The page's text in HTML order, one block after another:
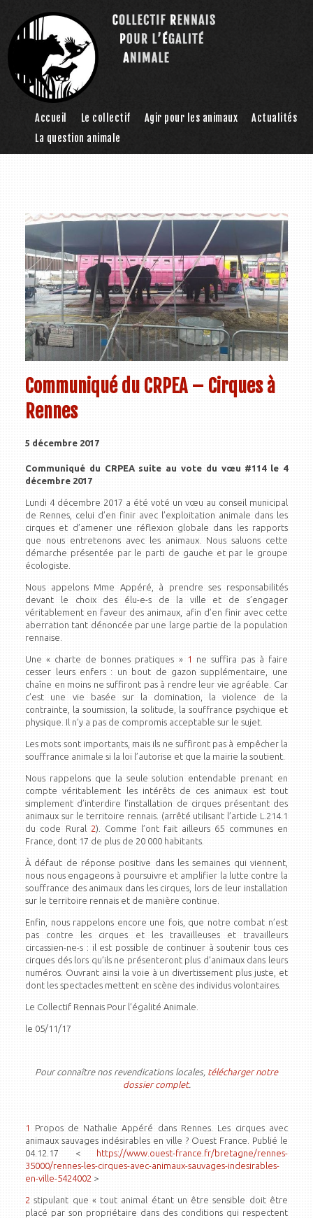
Accueil Le collectif Agir pour les animaux
Actualités
La question animale
Communiqué du CRPEA – Cirques à
Rennes
5 décembre 2017
Communiqué du CRPEA suite au vote du vœu #114 le 4
décembre 2017
Lundi 4 décembre 2017 a été voté un vœu au conseil municipal
de Rennes, celui d’en finir avec l’exploitation animale dans les
cirques et d’amener une réflexion globale dans les rapports
que nous entretenons avec les animaux. Nous saluons cette
démarche présentée par le parti de gauche et par le groupe
écologiste.
Nous appelons Mme Appéré, à prendre ses responsabilités
devant le choix des élu-e-s de la ville et de s’engager
véritablement en faveur des animaux, afin d’en finir avec cette
aberration tant dénoncée par une large partie de la population
rennaise.
Une « charte de bonnes pratiques » 1
ne suffira pas à faire
cesser leurs enfers : un bout de gazon supplémentaire, une
chaîne en moins ne suffiront pas à rendre leur vie agréable. Car
c’est une vie basée sur la domination, la violence de la
contrainte, la soumission, la solitude, la souffrance psychique et
physique. Il n’y a pas de compromis acceptable sur le sujet.
Les mots sont importants, mais ils ne suffiront pas à empêcher la
souffrance animale si la loi l’autorise et que la mairie la soutient.
Nous rappelons que la seule solution entendable prenant en
compte véritablement les intérêts de ces animaux est tout
simplement d’interdire l’installation de cirques présentant des
animaux sur le territoire rennais. (arrêté utilisant l’article L.214.1
du code Rural 2). Comme l’ont fait ailleurs 65 communes en
France, dont 17 de plus de 20 000 habitants.
À défaut de réponse positive dans les semaines qui viennent,
nous nous engageons à poursuivre et amplifier la lutte contre la
souffrance des animaux dans les cirques, lors de leur installation
sur le territoire rennais et de manière continue.
Enfin, nous rappelons encore une fois, que notre combat n’est
pas contre les cirques et les travailleuses et travailleurs
circassien-ne-s : il est possible de continuer à soutenir tous ces
cirques dés lors qu’ils ne présenteront plus d’animaux dans leurs
numéros. Ouvrant ainsi la voie à un divertissement plus juste, et
dont les spectacles mettent en scène des individus volontaires.
Le Collectif Rennais Pour l’égalité Animale.
le 05/11/17
Pour connaître nos revendications locales, télécharger notre
dossier complet.
1
Propos de Nathalie Appéré dans Rennes. Les cirques avec
animaux sauvages indésirables en ville ? Ouest France. Publié le
04.12.17 < https://www.ouest-france.fr/bretagne/rennes-
35000/rennes-les-cirques-avec-animaux-sauvages-indesirables-
en-ville-5424002 >
2 stipulant que « tout animal étant un être sensible doit être
placé par son propriétaire dans des conditions qui respectent